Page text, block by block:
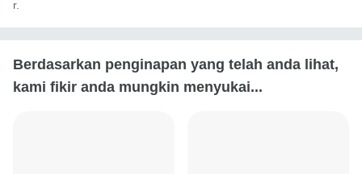
r.
Berdasarkan penginapan yang telah anda lihat,
kami fikir anda mungkin menyukai...